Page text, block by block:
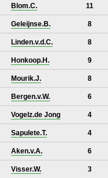
Blom.C. 11
Geleijnse.B. 8
Linden.v.d.C. 8
Honkoop.H. 9
Mourik.J. 8
Bergen.v.W. 6
Vogelz.de Jong 4
Sapulete.T. 4
Aken.v.A. 6
Visser.W. 3